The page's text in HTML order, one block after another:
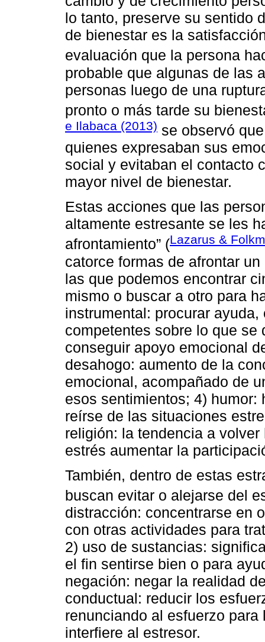
lo tanto, preserve su sentido
de bienestar es la
evaluación que la persona
probable que algunas de las
personas luego de una
pronto o más tarde su
e Ilabaca (2013) se observó
quienes expresaban sus
social y evitaban el contacto
mayor nivel de bienestar.
Estas acciones que las
altamente estresante se les
afrontamiento” (Lazarus &
catorce formas de afrontar
las que podemos encontrar
mismo o buscar a otro para
instrumental: procurar
competentes sobre lo que se
conseguir apoyo emocional
desahogo: aumento de la
emocional, acompañado de
esos sentimientos; 4) humor:
reírse de las situaciones
religión: la tendencia a
estrés aumentar la
También, dentro de estas
buscan evitar o alejarse del
distracción: concentrarse en
con otras actividades para
2) uso de sustancias:
el fin sentirse bien o para
negación: negar la realidad
conductual: reducir los
renunciando al esfuerzo
interfiere al estresor.